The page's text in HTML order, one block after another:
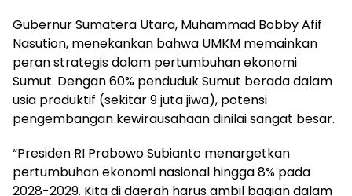
Gubernur Sumatera Utara, Muhammad Bobby Afif
Nasution, menekankan bahwa UMKM memainkan
peran strategis dalam pertumbuhan ekonomi
Sumut. Dengan 60% penduduk Sumut berada dalam
usia produktif (sekitar 9 juta jiwa), potensi
pengembangan kewirausahaan dinilai sangat besar.
“Presiden RI Prabowo Subianto menargetkan
pertumbuhan ekonomi nasional hingga 8% pada
2028-2029. Kita di daerah harus ambil bagian dalam